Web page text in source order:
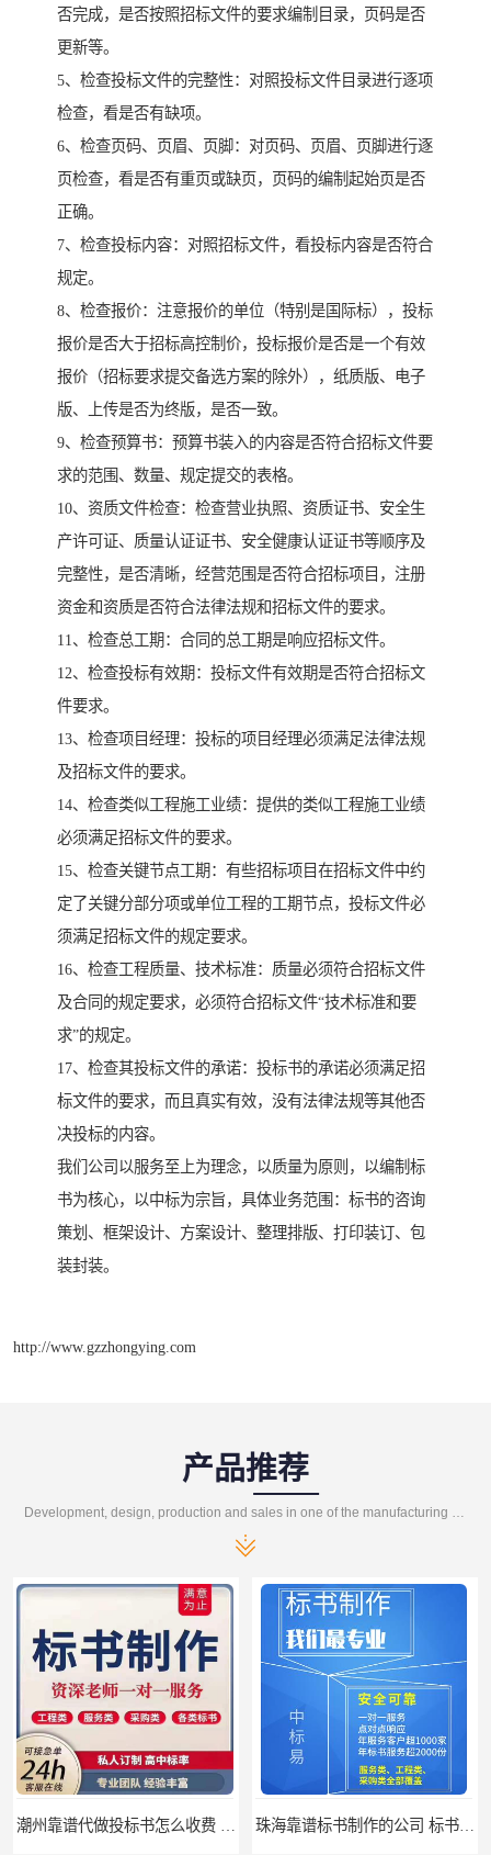
否完成，是否按照招标文件的要求编制目录，页码是否
更新等。
5、检查投标文件的完整性：对照投标文件目录进行逐项
检查，看是否有缺项。
6、检查页码、页眉、页脚：对页码、页眉、页脚进行逐
页检查，看是否有重页或缺页，页码的编制起始页是否
正确。
7、检查投标内容：对照招标文件，看投标内容是否符合
规定。
8、检查报价：注意报价的单位（特别是国际标），投标
报价是否大于招标高控制价，投标报价是否是一个有效
报价（招标要求提交备选方案的除外），纸质版、电子
版、上传是否为终版，是否一致。
9、检查预算书：预算书装入的内容是否符合招标文件要
求的范围、数量、规定提交的表格。
10、资质文件检查：检查营业执照、资质证书、安全生
产许可证、质量认证证书、安全健康认证证书等顺序及
完整性，是否清晰，经营范围是否符合招标项目，注册
资金和资质是否符合法律法规和招标文件的要求。
11、检查总工期：合同的总工期是响应招标文件。
12、检查投标有效期：投标文件有效期是否符合招标文
件要求。
13、检查项目经理：投标的项目经理必须满足法律法规
及招标文件的要求。
14、检查类似工程施工业绩：提供的类似工程施工业绩
必须满足招标文件的要求。
15、检查关键节点工期：有些招标项目在招标文件中约
定了关键分部分项或单位工程的工期节点，投标文件必
须满足招标文件的规定要求。
16、检查工程质量、技术标准：质量必须符合招标文件
及合同的规定要求，必须符合招标文件“技术标准和要
求”的规定。
17、检查其投标文件的承诺：投标书的承诺必须满足招
标文件的要求，而且真实有效，没有法律法规等其他否
决投标的内容。
我们公司以服务至上为理念，以质量为原则，以编制标
书为核心，以中标为宗旨，具体业务范围：标书的咨询
策划、框架设计、方案设计、整理排版、打印装订、包
装封装。
http://www.gzzhongying.com
产品推荐
Development, design, production and sales in one of the manufacturing enterprises
潮州靠谱代做投标书怎么收费 标书怎么做 珠海靠谱标书制作的公司 标书制作课程